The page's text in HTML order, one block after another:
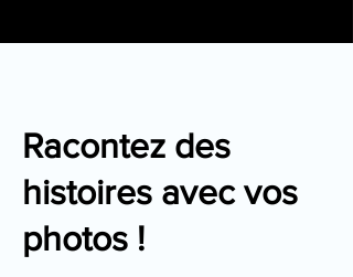
Racontez des
histoires avec vos
photos !